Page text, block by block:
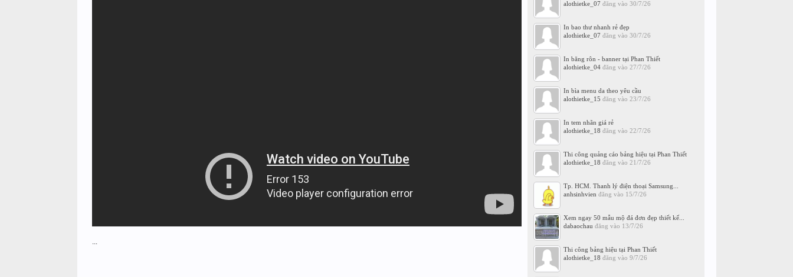
alothietke_07 đăng vào 30/7/26
In bao thư nhanh rẻ đẹp
alothietke_07 đăng vào 30/7/26
In băng rôn - banner tại Phan Thiết
alothietke_04đăng vào 27/7/26
In bìa menu da theo yêu cầu
alothietke_15 đăng vào 23/7/26
In tem nhãn giá rẻ
alothietke_18 đăng vào 22/7/26
Thi công quảng cáo bảng hiệu tại Phan Thiết
alothietke_18 đăng vào 21/7/26
Tp. HCM. Thanh lý điện thoại Samsung...
anhsinhvien đăng vào 15/7/26
Xem ngay 50 mẫu mộ đá đơn đẹp thiết kế...
dabaochau đăng vào 13/7/26
Thi công bảng hiệu tại Phan Thiết
alothietke_18 đăng vào 9/7/26